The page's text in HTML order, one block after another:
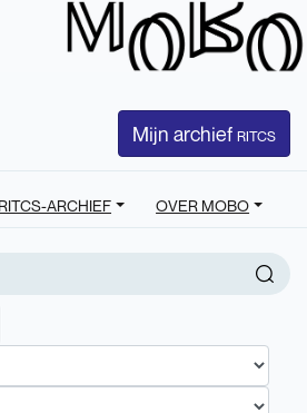
Mijn archief RITCS
RITCS-ARCHIEF OVER MOBO